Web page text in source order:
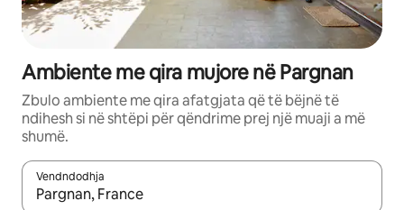
Ambiente me qira mujore në Pargnan
Zbulo ambiente me qira afatgjata që të bëjnë të
ndihesh si në shtëpi për qëndrime prej një muaji a më
shumë.
Vendndodhja
Kur rezultatet të jenë të disponueshme, lëviz me butonat e